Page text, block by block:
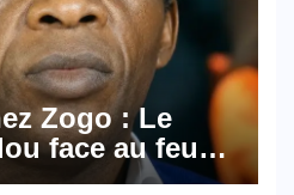
Zogo : Le
face au feu
de la